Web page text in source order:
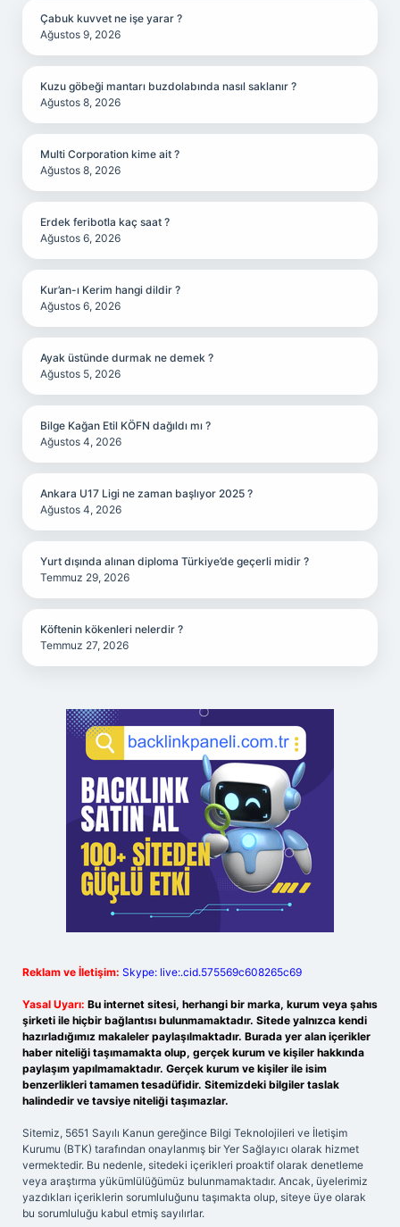
Çabuk kuvvet ne işe yarar ?
Ağustos 9, 2026
Kuzu göbeği mantarı buzdolabında nasıl saklanır ?
Ağustos 8, 2026
Multi Corporation kime ait ?
Ağustos 8, 2026
Erdek feribotla kaç saat ?
Ağustos 6, 2026
Kur’an-ı Kerim hangi dildir ?
Ağustos 6, 2026
Ayak üstünde durmak ne demek ?
Ağustos 5, 2026
Bilge Kağan Etil KÖFN dağıldı mı ?
Ağustos 4, 2026
Ankara U17 Ligi ne zaman başlıyor 2025 ?
Ağustos 4, 2026
Yurt dışında alınan diploma Türkiye’de geçerli midir ?
Temmuz 29, 2026
Köftenin kökenleri nelerdir ?
Temmuz 27, 2026
Reklam ve İletişim: Skype: live:.cid.575569c608265c69
Yasal Uyarı: Bu internet sitesi, herhangi bir marka, kurum veya şahıs
şirketi ile hiçbir bağlantısı bulunmamaktadır. Sitede yalnızca kendi
hazırladığımız makaleler paylaşılmaktadır. Burada yer alan içerikler
haber niteliği taşımamakta olup, gerçek kurum ve kişiler hakkında
paylaşım yapılmamaktadır. Gerçek kurum ve kişiler ile isim
benzerlikleri tamamen tesadüfidir. Sitemizdeki bilgiler taslak
halindedir ve tavsiye niteliği taşımazlar.
Sitemiz, 5651 Sayılı Kanun gereğince Bilgi Teknolojileri ve İletişim
Kurumu (BTK) tarafından onaylanmış bir Yer Sağlayıcı olarak hizmet
vermektedir. Bu nedenle, sitedeki içerikleri proaktif olarak denetleme
veya araştırma yükümlülüğümüz bulunmamaktadır. Ancak, üyelerimiz
yazdıkları içeriklerin sorumluluğunu taşımakta olup, siteye üye olarak
bu sorumluluğu kabul etmiş sayılırlar.